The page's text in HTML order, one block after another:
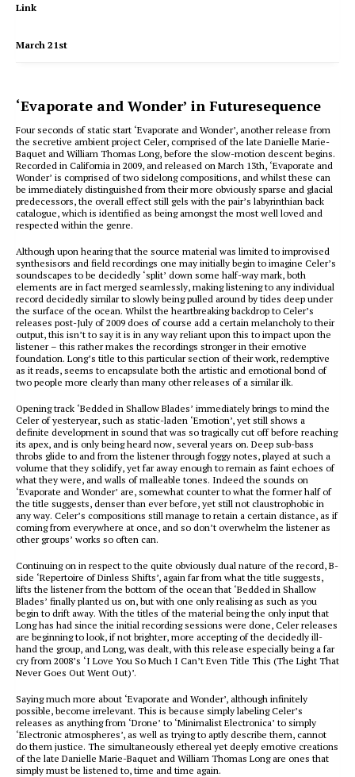
Link
March 21st
‘Evaporate and Wonder’ in Futuresequence
Four seconds of static start ‘Evaporate and Wonder’, another release from
the secretive ambient project Celer, comprised of the late Danielle Marie-
Baquet and William Thomas Long, before the slow-motion descent begins.
Recorded in California in 2009, and released on March 13th, ‘Evaporate and
Wonder’ is comprised of two sidelong compositions, and whilst these can
be immediately distinguished from their more obviously sparse and glacial
predecessors, the overall effect still gels with the pair’s labyrinthian back
catalogue, which is identified as being amongst the most well loved and
respected within the genre.
Although upon hearing that the source material was limited to improvised
synthesisors and field recordings one may initially begin to imagine Celer’s
soundscapes to be decidedly ‘split’ down some half-way mark, both
elements are in fact merged seamlessly, making listening to any individual
record decidedly similar to slowly being pulled around by tides deep under
the surface of the ocean. Whilst the heartbreaking backdrop to Celer’s
releases post-July of 2009 does of course add a certain melancholy to their
output, this isn’t to say it is in any way reliant upon this to impact upon the
listener – this rather makes the recordings stronger in their emotive
foundation. Long’s title to this particular section of their work, redemptive
as it reads, seems to encapsulate both the artistic and emotional bond of
two people more clearly than many other releases of a similar ilk.
Opening track ‘Bedded in Shallow Blades’ immediately brings to mind the
Celer of yesteryear, such as static-laden ‘Emotion’, yet still shows a
definite development in sound that was so tragically cut off before reaching
its apex, and is only being heard now, several years on. Deep sub-bass
throbs glide to and from the listener through foggy notes, played at such a
volume that they solidify, yet far away enough to remain as faint echoes of
what they were, and walls of malleable tones. Indeed the sounds on
‘Evaporate and Wonder’ are, somewhat counter to what the former half of
the title suggests, denser than ever before, yet still not claustrophobic in
any way. Celer’s compositions still manage to retain a certain distance, as if
coming from everywhere at once, and so don’t overwhelm the listener as
other groups’ works so often can.
Continuing on in respect to the quite obviously dual nature of the record, B-
side ‘Repertoire of Dinless Shifts’, again far from what the title suggests,
lifts the listener from the bottom of the ocean that ‘Bedded in Shallow
Blades’ finally planted us on, but with one only realising as such as you
begin to drift away. With the titles of the material being the only input that
Long has had since the initial recording sessions were done, Celer releases
are beginning to look, if not brighter, more accepting of the decidedly ill-
hand the group, and Long, was dealt, with this release especially being a far
cry from 2008’s ‘I Love You So Much I Can’t Even Title This (The Light That
Never Goes Out Went Out)’.
Saying much more about ‘Evaporate and Wonder’, although infinitely
possible, become irrelevant. This is because simply labeling Celer’s
releases as anything from ‘Drone’ to ‘Minimalist Electronica’ to simply
‘Electronic atmospheres’, as well as trying to aptly describe them, cannot
do them justice. The simultaneously ethereal yet deeply emotive creations
of the late Danielle Marie-Baquet and William Thomas Long are ones that
simply must be listened to, time and time again.